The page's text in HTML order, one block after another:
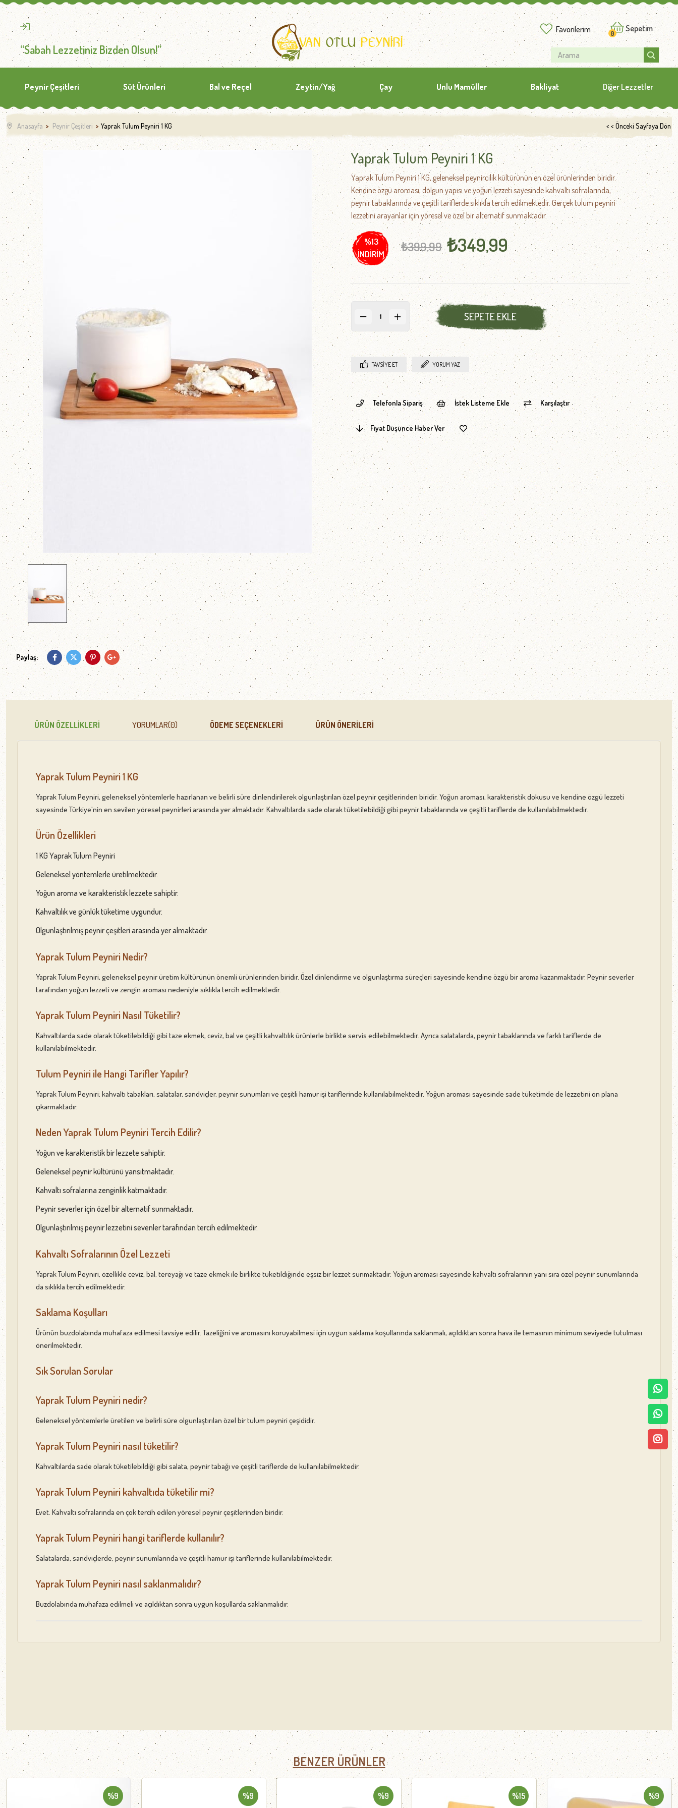
Sepetim
0
“Sabah Lezzetiniz Bizden Olsun!”
Favorilerim
Peynir Çeşitleri Süt Ürünleri Bal ve Reçel Zeytin/Yağ Çay Unlu Mamüller Bakliyat Diğer Lezzetler
Anasayfa Peynir Çeşitleri Yaprak Tulum Peyniri 1 KG < < Önceki Sayfaya Dön
Paylaş:
Yaprak Tulum Peyniri 1 KG
Yaprak Tulum Peyniri 1 KG, geleneksel peynircilik kültürünün en özel ürünlerinden biridir.
Kendine özgü aroması, dolgun yapısı ve yoğun lezzeti sayesinde kahvaltı sofralarında,
peynir tabaklarında ve çeşitli tariflerde sıklıkla tercih edilmektedir. Gerçek tulum peyniri
lezzetini arayanlar için yöresel ve özel bir alternatif sunmaktadır.
%13
İNDIRIM
₺399,99 ₺349,99
TAVSIYE ET YORUM YAZ
Telefonla Sipariş İstek Listeme Ekle Karşılaştır
Fiyat Düşünce Haber Ver
ÜRÜN ÖZELLIKLERI YORUMLAR(0) ÖDEME SEÇENEKLERI ÜRÜN ÖNERILERI
Yaprak Tulum Peyniri 1 KG
Yaprak Tulum Peyniri, geleneksel yöntemlerle hazırlanan ve belirli süre dinlendirilerek olgunlaştırılan özel peynir çeşitlerinden biridir. Yoğun aroması, karakteristik dokusu ve kendine özgü lezzeti
sayesinde Türkiye'nin en sevilen yöresel peynirleri arasında yer almaktadır. Kahvaltılarda sade olarak tüketilebildiği gibi peynir tabaklarında ve çeşitli tariflerde de kullanılabilmektedir.
Ürün Özellikleri
1 KG Yaprak Tulum Peyniri
Geleneksel yöntemlerle üretilmektedir.
Yoğun aroma ve karakteristik lezzete sahiptir.
Kahvaltılık ve günlük tüketime uygundur.
Olgunlaştırılmış peynir çeşitleri arasında yer almaktadır.
Yaprak Tulum Peyniri Nedir?
Yaprak Tulum Peyniri, geleneksel peynir üretim kültürünün önemli ürünlerinden biridir. Özel dinlendirme ve olgunlaştırma süreçleri sayesinde kendine özgü bir aroma kazanmaktadır. Peynir severler
tarafından yoğun lezzeti ve zengin aroması nedeniyle sıklıkla tercih edilmektedir.
Yaprak Tulum Peyniri Nasıl Tüketilir?
Kahvaltılarda sade olarak tüketilebildiği gibi taze ekmek, ceviz, bal ve çeşitli kahvaltılık ürünlerle birlikte servis edilebilmektedir. Ayrıca salatalarda, peynir tabaklarında ve farklı tariflerde de
kullanılabilmektedir.
Tulum Peyniri ile Hangi Tarifler Yapılır?
Yaprak Tulum Peyniri; kahvaltı tabakları, salatalar, sandviçler, peynir sunumları ve çeşitli hamur işi tariflerinde kullanılabilmektedir. Yoğun aroması sayesinde sade tüketimde de lezzetini ön plana
çıkarmaktadır.
Neden Yaprak Tulum Peyniri Tercih Edilir?
Yoğun ve karakteristik bir lezzete sahiptir.
Geleneksel peynir kültürünü yansıtmaktadır.
Kahvaltı sofralarına zenginlik katmaktadır.
Peynir severler için özel bir alternatif sunmaktadır.
Olgunlaştırılmış peynir lezzetini sevenler tarafından tercih edilmektedir.
Kahvaltı Sofralarının Özel Lezzeti
Yaprak Tulum Peyniri, özellikle ceviz, bal, tereyağı ve taze ekmek ile birlikte tüketildiğinde eşsiz bir lezzet sunmaktadır. Yoğun aroması sayesinde kahvaltı sofralarının yanı sıra özel peynir sunumlarında
da sıklıkla tercih edilmektedir.
Saklama Koşulları
Ürünün buzdolabında muhafaza edilmesi tavsiye edilir. Tazeliğini ve aromasını koruyabilmesi için uygun saklama koşullarında saklanmalı, açıldıktan sonra hava ile temasının minimum seviyede tutulması
önerilmektedir.
Sık Sorulan Sorular
Yaprak Tulum Peyniri nedir?
Geleneksel yöntemlerle üretilen ve belirli süre olgunlaştırılan özel bir tulum peyniri çeşididir.
Yaprak Tulum Peyniri nasıl tüketilir?
Kahvaltılarda sade olarak tüketilebildiği gibi salata, peynir tabağı ve çeşitli tariflerde de kullanılabilmektedir.
Yaprak Tulum Peyniri kahvaltıda tüketilir mi?
Evet. Kahvaltı sofralarında en çok tercih edilen yöresel peynir çeşitlerinden biridir.
Yaprak Tulum Peyniri hangi tariflerde kullanılır?
Salatalarda, sandviçlerde, peynir sunumlarında ve çeşitli hamur işi tariflerinde kullanılabilmektedir.
Yaprak Tulum Peyniri nasıl saklanmalıdır?
Buzdolabında muhafaza edilmeli ve açıldıktan sonra uygun koşullarda saklanmalıdır.
BENZER ÜRÜNLER
%9 %9 %9 %15 %9